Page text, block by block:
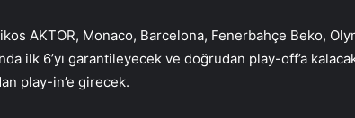
AKTOR, Monaco, Barcelona, Fenerbahçe Beko,
ilk 6’yı garantileyecek ve doğrudan play-off’a
play-in’e girecek.